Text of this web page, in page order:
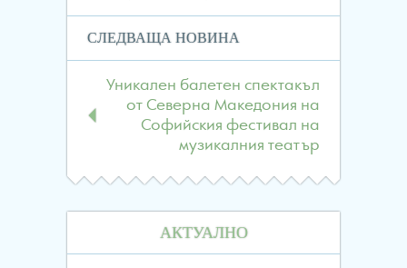
СЛЕДВАЩА НОВИНА
Уникален балетен спектакъл
от Северна Македония на
Софийския фестивал на
музикалния театър
АКТУАЛНО